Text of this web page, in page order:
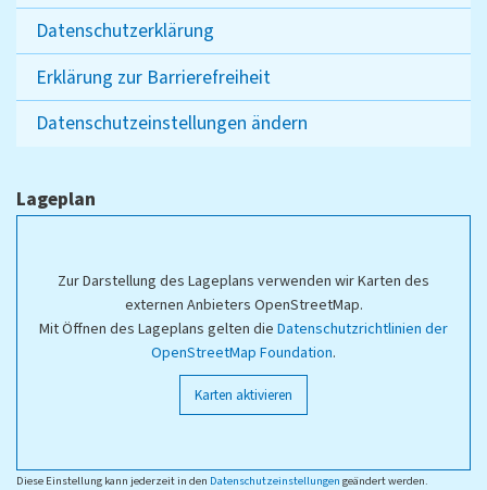
Datenschutzerklärung
Erklärung zur Barrierefreiheit
Datenschutzeinstellungen ändern
Lageplan
Zur Darstellung des Lageplans verwenden wir Karten des
externen Anbieters OpenStreetMap.
Mit Öffnen des Lageplans gelten die Datenschutzrichtlinien der
OpenStreetMap Foundation.
Karten aktivieren
Diese Einstellung kann jederzeit in den Datenschutzeinstellungen geändert werden.